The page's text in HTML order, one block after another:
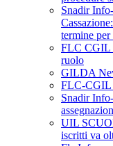
Snadir
termine
FLC CGIL
ruolo
GILDA
FLC-
Snadir
UIL
iscritti va